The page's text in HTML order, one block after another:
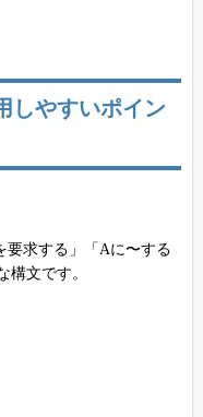
しやすいポイン
要求する」「Aに〜する
構文です。